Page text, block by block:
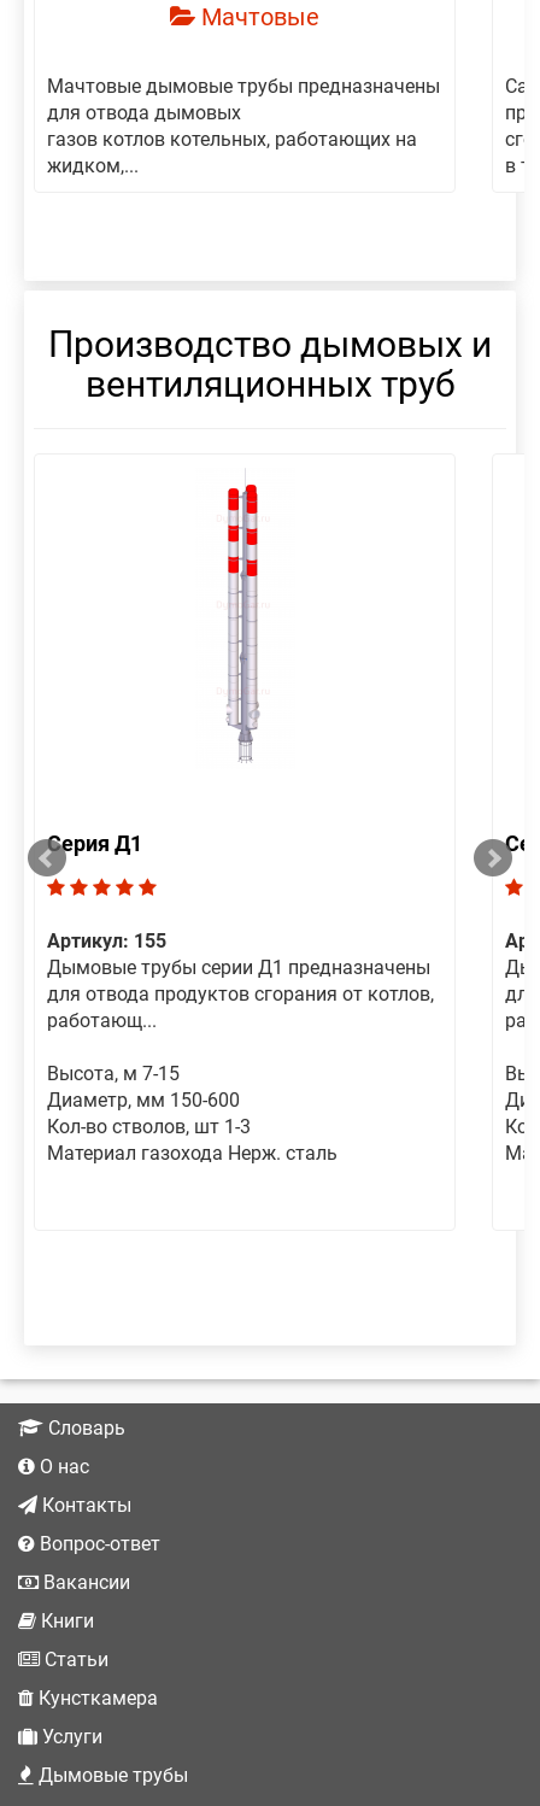
Мачтовые
Мачтовые дымовые трубы предназначены
для отвода дымовых
газов котлов котельных, работающих на
жидком,...
в
Производство дымовых и
вентиляционных труб
Серия Д1
Артикул: 155
Дымовые трубы серии Д1 предназначены
для отвода продуктов сгорания от котлов,
работающ...
Высота, м 7-15
Диаметр, мм 150-600
Кол-во стволов, шт 1-3
Материал газохода Нерж. сталь
Словарь
О нас
Контакты
Вопрос-ответ
Вакансии
Книги
Статьи
Кунсткамера
Услуги
Дымовые трубы